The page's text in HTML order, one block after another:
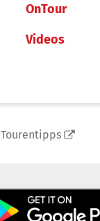
OnTour
Videos
Tourentipps